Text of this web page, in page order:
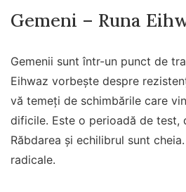
Gemeni – Runa
Gemenii sunt într-un punct de
Eihwaz vorbește despre
vă temeți de schimbările care
dificile. Este o perioadă de test,
Răbdarea și echilibrul sunt
radicale.